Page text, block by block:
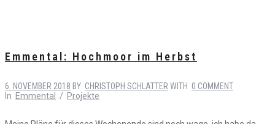
Emmental: Hochmoor im Herbst
6. NOVEMBER 2018 BY CHRISTOPH SCHLATTER WITH 0 COMMENT
In Emmental / Projekte